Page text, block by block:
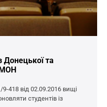
Донецької та
МОН
418 від 02.09.2016 вищі
студентів із